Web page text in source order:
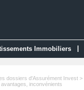
Immobiliers
dossiers d'Assurément Invest>
inconvénients